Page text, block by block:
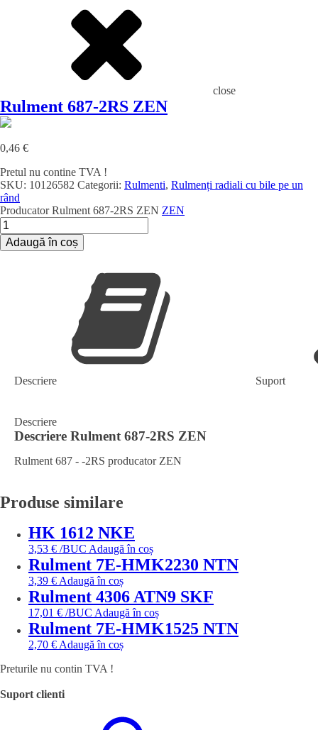
close
Rulment 687-2RS ZEN
0,46 €
Pretul nu contine TVA !
SKU: 10126582 Categorii: Rulmenti, Rulmenți radiali cu bile pe un
rând
ProducatorRulment 687-2RS ZEN ZEN
Cantitate
Rulment
687-
Adaugă în coș
Descriere Suport
Descriere
Descriere Rulment 687-2RS ZEN
Rulment 687 - -2RS producator ZEN
Produse similare
HK 1612 NKE
3,53 € /BUC Adaugă în coș
Rulment 7E-HMK2230 NTN
3,39 € Adaugă în coș
Rulment 4306 ATN9 SKF
17,01 € /BUC Adaugă în coș
Rulment 7E-HMK1525 NTN
2,70 € Adaugă în coș
Preturile nu contin TVA !
Suport clienti